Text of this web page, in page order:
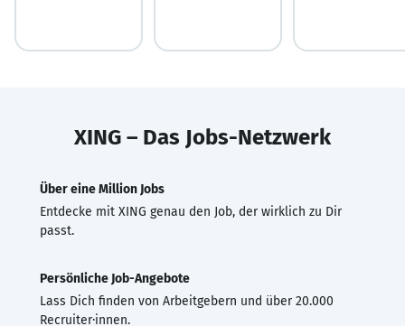
XING – Das Jobs-Netzwerk
Über eine Million Jobs
Entdecke mit XING genau den Job, der wirklich zu Dir
passt.
Persönliche Job-Angebote
Lass Dich finden von Arbeitgebern und über 20.000
Recruiter·innen.